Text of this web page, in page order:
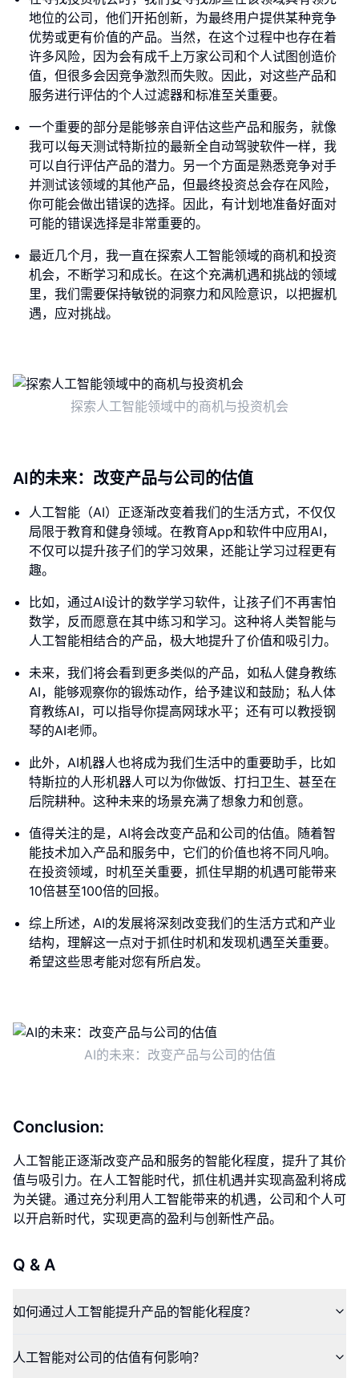
地位的公司，他们开拓创新，为最终用户提供某种竞争
优势或更有价值的产品。当然，在这个过程中也存在着
许多风险，因为会有成千上万家公司和个人试图创造价
值，但很多会因竞争激烈而失败。因此，对这些产品和
服务进行评估的个人过滤器和标准至关重要。
一个重要的部分是能够亲自评估这些产品和服务，就像
我可以每天测试特斯拉的最新全自动驾驶软件一样，我
可以自行评估产品的潜力。另一个方面是熟悉竞争对手
并测试该领域的其他产品，但最终投资总会存在风险，
你可能会做出错误的选择。因此，有计划地准备好面对
可能的错误选择是非常重要的。
最近几个月，我一直在探索人工智能领域的商机和投资
机会，不断学习和成长。在这个充满机遇和挑战的领域
里，我们需要保持敏锐的洞察力和风险意识，以把握机
遇，应对挑战。
探索人工智能领域中的商机与投资机会
AI的未来：改变产品与公司的估值
人工智能（AI）正逐渐改变着我们的生活方式，不仅仅
局限于教育和健身领域。在教育App和软件中应用AI，
不仅可以提升孩子们的学习效果，还能让学习过程更有
趣。
比如，通过AI设计的数学学习软件，让孩子们不再害怕
数学，反而愿意在其中练习和学习。这种将人类智能与
人工智能相结合的产品，极大地提升了价值和吸引力。
未来，我们将会看到更多类似的产品，如私人健身教练
AI，能够观察你的锻炼动作，给予建议和鼓励；私人体
育教练AI，可以指导你提高网球水平；还有可以教授钢
琴的AI老师。
此外，AI机器人也将成为我们生活中的重要助手，比如
特斯拉的人形机器人可以为你做饭、打扫卫生、甚至在
后院耕种。这种未来的场景充满了想象力和创意。
值得关注的是，AI将会改变产品和公司的估值。随着智
能技术加入产品和服务中，它们的价值也将不同凡响。
在投资领域，时机至关重要，抓住早期的机遇可能带来
10倍甚至100倍的回报。
综上所述，AI的发展将深刻改变我们的生活方式和产业
结构，理解这一点对于抓住时机和发现机遇至关重要。
希望这些思考能对您有所启发。
AI的未来：改变产品与公司的估值
Conclusion:
人工智能正逐渐改变产品和服务的智能化程度，提升了其价
值与吸引力。在人工智能时代，抓住机遇并实现高盈利将成
为关键。通过充分利用人工智能带来的机遇，公司和个人可
以开启新时代，实现更高的盈利与创新性产品。
Q & A
如何通过人工智能提升产品的智能化程度？
人工智能对公司的估值有何影响？